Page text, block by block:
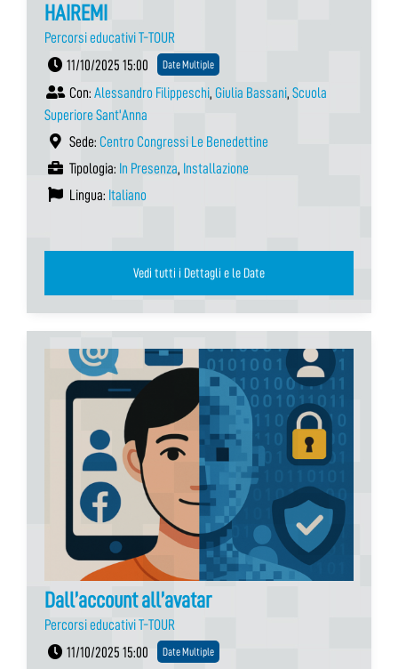
HAIREMI
Percorsi educativi T-TOUR
11/10/2025 15:00
Date Multiple
Con: Alessandro Filippeschi, Giulia Bassani, Scuola
Superiore Sant'Anna
Sede: Centro Congressi Le Benedettine
Tipologia: In Presenza, Installazione
Lingua: Italiano
Vedi tutti i Dettagli e le Date
Dall’account all’avatar
Percorsi educativi T-TOUR
11/10/2025 15:00
Date Multiple